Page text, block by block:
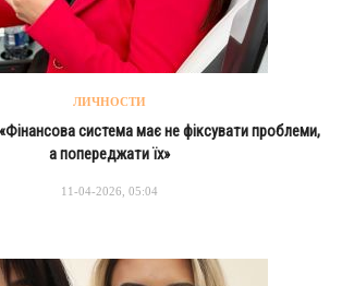
ЛИЧНОСТИ
система має не фіксувати проблеми,
а попереджати їх»
11-04-2026, 05:04